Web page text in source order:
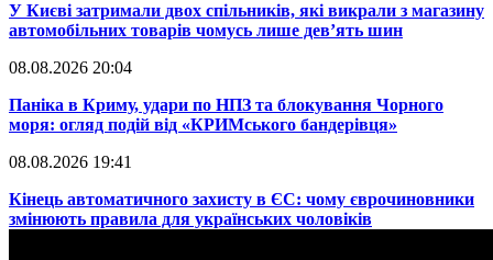
​У Києві затримали двох спільників, які викрали з магазину
автомобільних товарів чомусь лише дев’ять шин
08.08.2026 20:04
Паніка в Криму, удари по НПЗ та блокування Чорного
моря: огляд подій від «КРИМського бандерівця»
08.08.2026 19:41
​Кінець автоматичного захисту в ЄС: чому єврочиновники
змінюють правила для українських чоловіків